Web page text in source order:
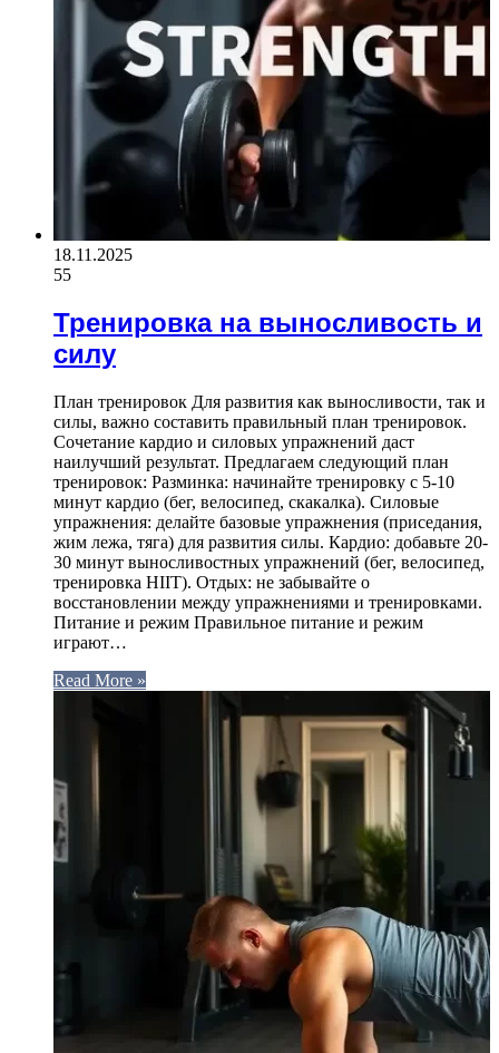
18.11.2025
55
Тренировка на выносливость и
силу
План тренировок Для развития как выносливости, так и
силы, важно составить правильный план тренировок.
Сочетание кардио и силовых упражнений даст
наилучший результат. Предлагаем следующий план
тренировок: Разминка: начинайте тренировку с 5-10
минут кардио (бег, велосипед, скакалка). Силовые
упражнения: делайте базовые упражнения (приседания,
жим лежа, тяга) для развития силы. Кардио: добавьте 20-
30 минут выносливостных упражнений (бег, велосипед,
тренировка HIIT). Отдых: не забывайте о
восстановлении между упражнениями и тренировками.
Питание и режим Правильное питание и режим
играют…
Read More »